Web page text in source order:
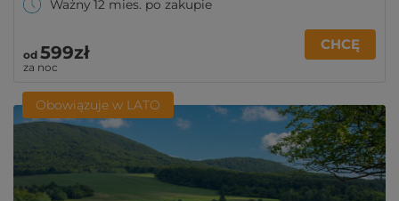
Ważny 12 mies. po zakupie
od 599zł
za noc
CHCĘ
Obowiązuje w LATO